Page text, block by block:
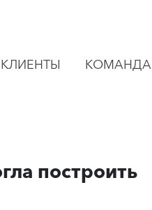
КЛИЕНТЫ КОМАНДА
построить